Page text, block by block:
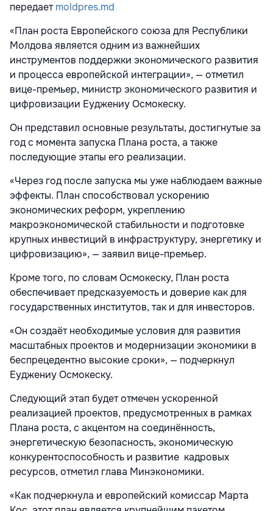
передаетmoldpres.md
«План роста Европейского союза для Республики
Молдова является одним из важнейших
инструментов поддержки экономического развития
и процесса европейской интеграции», — отметил
вице-премьер, министр экономического развития и
цифровизации Еуджениу Осмокеску.
Он представил основные результаты, достигнутые за
год с момента запуска Плана роста, а также
последующие этапы его реализации.
«Через год после запуска мы уже наблюдаем важные
эффекты. План способствовал ускорению
экономических реформ, укреплению
макроэкономической стабильности и подготовке
крупных инвестиций в инфраструктуру, энергетику и
цифровизацию», — заявил вице-премьер.
Кроме того, по словам Осмокеску, План роста
обеспечивает предсказуемость и доверие как для
государственных институтов, так и для инвесторов.
«Он создаёт необходимые условия для развития
масштабных проектов и модернизации экономики в
беспрецедентно высокие сроки», — подчеркнул
Еуджениу Осмокеску.
Следующий этап будет отмечен ускоренной
реализацией проектов, предусмотренных в рамках
Плана роста, с акцентом на соединённость,
энергетическую безопасность, экономическую
конкурентоспособность и развитие кадровых
ресурсов, отметил глава Минэкономики.
«Как подчеркнула и европейский комиссар Марта